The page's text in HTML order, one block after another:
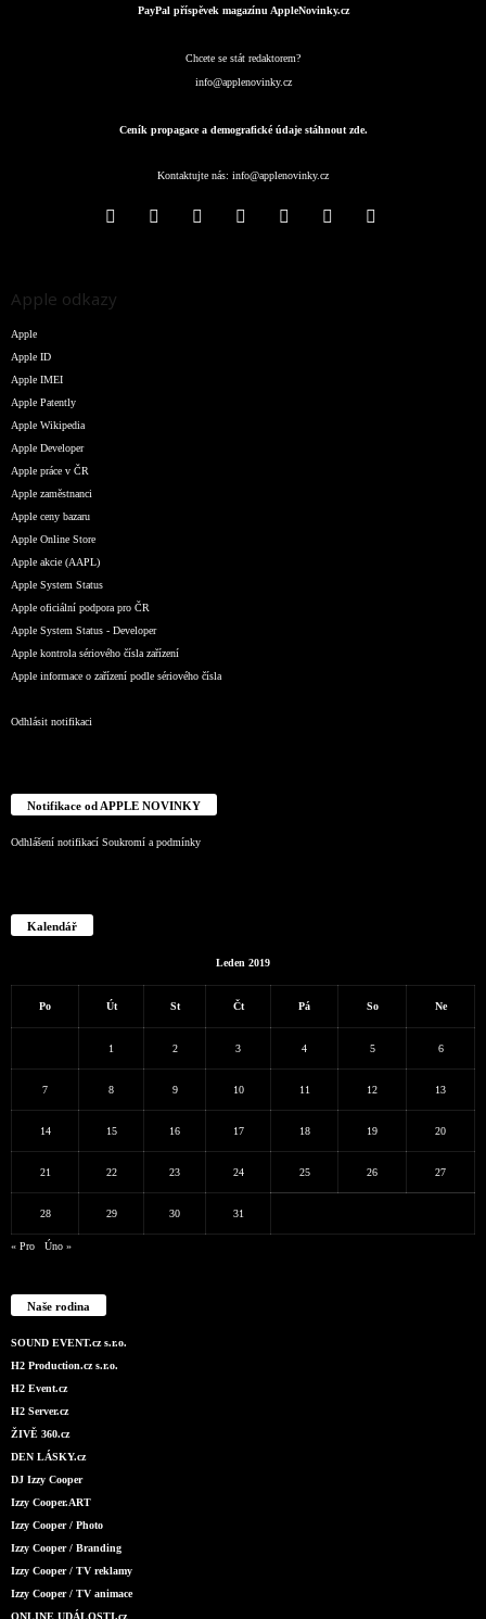
PayPal příspěvek magazínu AppleNovinky.cz
Chcete se stát redaktorem?
info@applenovinky.cz
Ceník propagace a demografické údaje stáhnout zde.
Kontaktujte nás: info@applenovinky.cz
Apple odkazy
Apple
Apple ID
Apple IMEI
Apple Patently
Apple Wikipedia
Apple Developer
Apple práce v ČR
Apple zaměstnanci
Apple ceny bazaru
Apple Online Store
Apple akcie (AAPL)
Apple System Status
Apple oficiální podpora pro ČR
Apple System Status - Developer
Apple kontrola sériového čísla zařízení
Apple informace o zařízení podle sériového čísla
Odhlásit notifikaci
Notifikace od APPLE NOVINKY
Odhlášení notifikací Soukromí a podmínky
Kalendář
Leden 2019
Po Út St Čt Pá So Ne
1 2 3 4 5 6
7 8 9 10 11 12 13
14 15 16 17 18 19 20
21 22 23 24 25 26 27
28 29 30 31
« Pro Úno »
Naše rodina
SOUND EVENT.cz s.r.o.
H2 Production.cz s.r.o.
H2 Event.cz
H2 Server.cz
ŽIVĚ 360.cz
DEN LÁSKY.cz
DJ Izzy Cooper
Izzy Cooper.ART
Izzy Cooper / Photo
Izzy Cooper / Branding
Izzy Cooper / TV reklamy
Izzy Cooper / TV animace
ONLINE UDÁLOSTI.cz